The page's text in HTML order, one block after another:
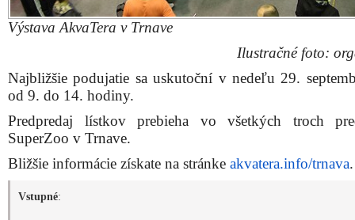
Výstava AkvaTera v Trnave
Ilustračné foto:
Najbližšie podujatie sa uskutoční v nedeľu 29.
od 9. do 14. hodiny.
Predpredaj lístkov prebieha vo všetkých troch
SuperZoo v Trnave.
Bližšie informácie získate na stránke akvatera.info/trnava.
Vstupné: